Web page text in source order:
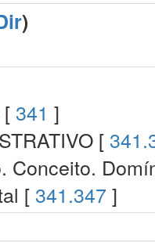
)
[ 341 ]
[
Conceito.
[ 341.347 ]